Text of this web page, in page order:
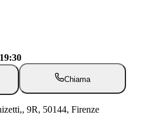
19:30
Chiama
9R, 50144, Firenze